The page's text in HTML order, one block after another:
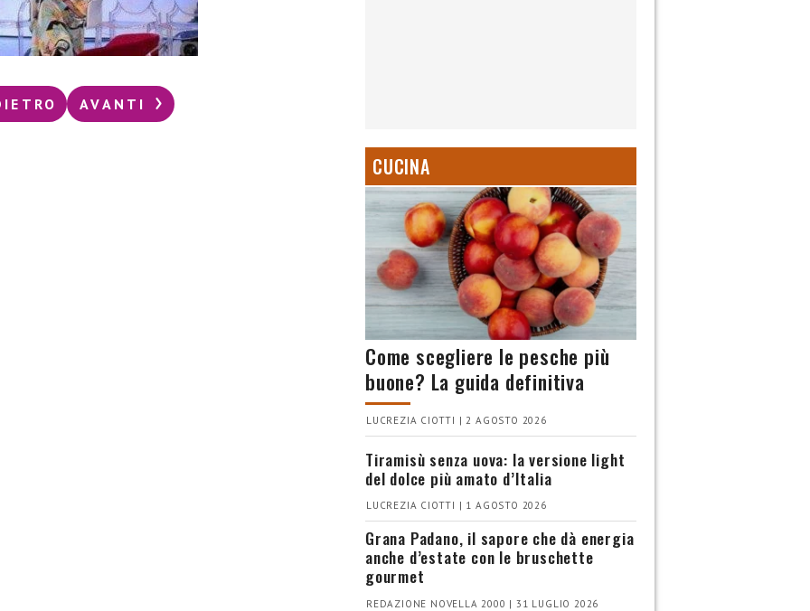
AVANTI
CUCINA
Come scegliere le pesche più
buone? La guida definitiva
LUCREZIA CIOTTI | 2 AGOSTO 2026
Tiramisù senza uova: la versione light
del dolce più amato d’Italia
LUCREZIA CIOTTI | 1 AGOSTO 2026
Grana Padano, il sapore che dà energia
anche d’estate con le bruschette
gourmet
REDAZIONE NOVELLA 2000 | 31 LUGLIO 2026